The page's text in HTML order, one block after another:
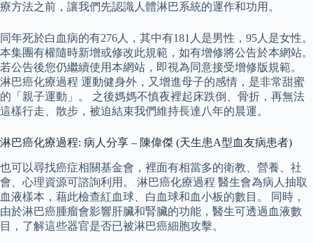
療方法之前，讓我們先認識人體淋巴系統的運作和功用。
同年死於白血病的有276人，其中有181人是男性，95人是女性。
本集團有權隨時新增或修改此規範，如有增修將公告於本網站。
若公告後您仍繼續使用本網站，即視為同意接受增修版規範。
淋巴癌化療過程 運動健身外，又增進母子的感情，是非常甜蜜
的「親子運動」。 之後媽媽不慎夜裡起床跌倒、骨折，再無法
這樣行走、散步，被迫結束我們維持長達八年的晨運。
淋巴癌化療過程: 病人分享 – 陳偉傑 (天生患A型血友病患者)
也可以尋找癌症相關基金會，裡面有相當多的衛教、營養、社
會、心理資源可諮詢利用。 淋巴癌化療過程 醫生會為病人抽取
血液樣本，藉此檢查紅血球、白血球和血小板的數目。 同時，
由於淋巴癌腫瘤會影響肝臟和腎臟的功能，醫生可透過血液數
目，了解這些器官是否已被淋巴癌細胞攻擊。